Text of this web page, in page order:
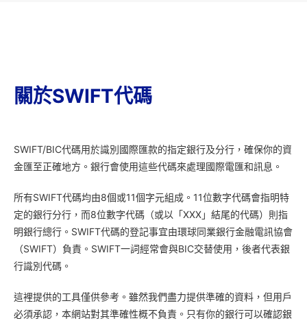
關於SWIFT代碼
SWIFT/BIC代碼用於識別國際匯款的指定銀行及分行，確保你的資
金匯至正確地方。銀行會使用這些代碼來處理國際電匯和訊息。
所有SWIFT代碼均由8個或11個字元組成。11位數字代碼會指明特
定的銀行分行，而8位數字代碼（或以「XXX」結尾的代碼）則指
明銀行總行。SWIFT代碼的登記事宜由環球同業銀行金融電訊協會
（SWIFT）負責。SWIFT一詞經常會與BIC交替使用，後者代表銀
行識別代碼。
這裡提供的工具僅供參考。雖然我們盡力提供準確的資料，但用戶
必須承認，本網站對其準確性概不負責。只有你的銀行可以確認銀